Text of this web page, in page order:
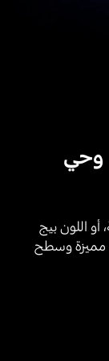
وحي
اللون بيج
مميزة وسطح